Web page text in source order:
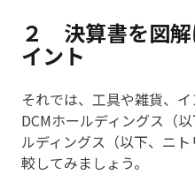
２ 決算書を図解
イント
それでは、工具や雑貨、
DCMホールディングス（
ルディングス（以下、ニ
較してみましょう。